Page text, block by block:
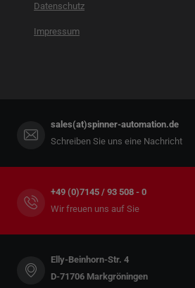
Datenschutz
Impressum
sales(at)spinner-automation.de
Schreiben Sie uns eine Nachricht
+49 (0)7145 / 93 508 - 0
Wir freuen uns auf Sie
Elly-Beinhorn-Str. 4
D-71706 Markgröningen